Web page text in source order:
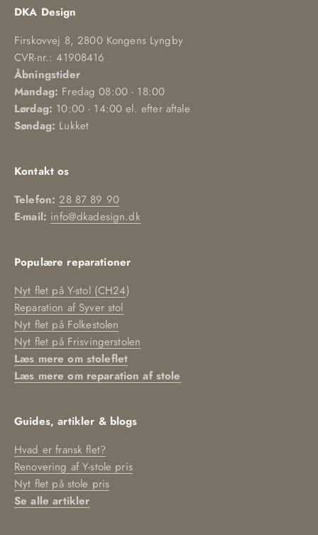
DKA Design
Firskovvej 8, 2800 Kongens Lyngby
CVR-nr.: 41908416
Åbningstider
Mandag: Fredag 08:00 - 18:00
Lørdag: 10:00 - 14:00 el. efter aftale
Søndag: Lukket
Kontakt os
Telefon: 28 87 89 90
E-mail: info@dkadesign.dk
Populære reparationer
Nyt flet på Y-stol (CH24)
Reparation af Syver stol
Nyt flet på Folkestolen
Nyt flet på Frisvingerstolen
Læs mere om stoleflet
Læs mere om reparation af stole
Guides, artikler & blogs
Hvad er fransk flet?
Renovering af Y-stole pris
Nyt flet på stole pris
Se alle artikler